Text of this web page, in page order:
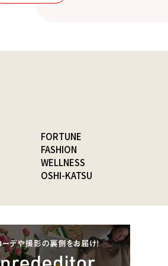
FORTUNE
FASHION
WELLNESS
OSHI-KATSU